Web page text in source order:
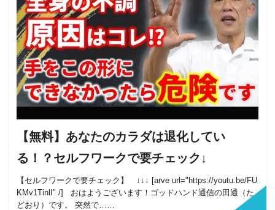
【無料】あなたのカラダは退化してい
る！？セルフワークで要チェック↓
【セルフワークで要チェック】 ↓↓↓ [arve url="https://youtu.be/FU
KMv1TinlI" /] おはようございます！ゴッドハンド通信の田通（た
どおり）です。 突然で……